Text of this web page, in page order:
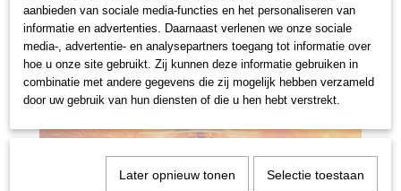
aanbieden van sociale media-functies en het personaliseren van
informatie en advertenties. Daarnaast verlenen we onze sociale
media-, advertentie- en analysepartners toegang tot informatie over
hoe u onze site gebruikt. Zij kunnen deze informatie gebruiken in
combinatie met andere gegevens die zij mogelijk hebben verzameld
door uw gebruik van hun diensten of die u hen hebt verstrekt.
Later opnieuw tonen Selectie toestaan